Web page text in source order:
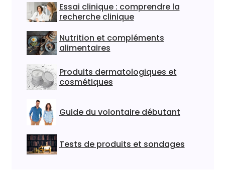
Essai clinique : comprendre la
recherche clinique
Nutrition et compléments
alimentaires
Produits dermatologiques et
cosmétiques
Guide du volontaire débutant
Tests de produits et sondages